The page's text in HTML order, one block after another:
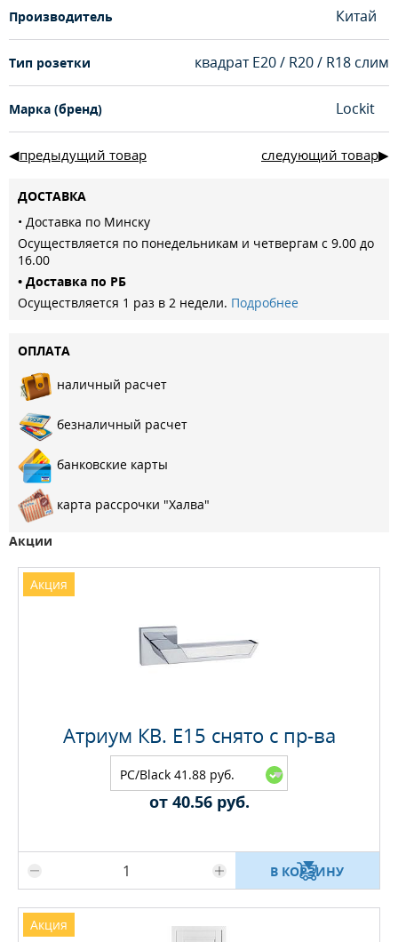
Производитель Китай
Тип розетки квадрат Е20 / R20 / R18 слим
Марка (бренд) Lockit
предыдущий товар следующий товар
ДОСТАВКА
• Доставка по Минску
Осуществляется по понедельникам и четвергам с 9.00 до
16.00
• Доставка по РБ
Осуществляется 1 раз в 2 недели. Подробнее
ОПЛАТА
наличный расчет
безналичный расчет
банковские карты
карта рассрочки "Халва"
Акции
Акция
Атриум КВ. E15 снято с пр-ва
PC/Black 41.88 руб.
В КОРЗИНУ
от 40.56 руб.
Акция